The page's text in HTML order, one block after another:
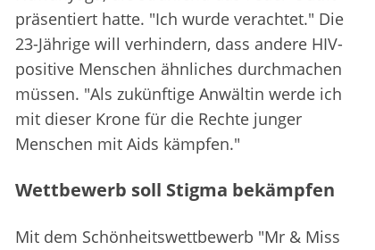
präsentiert hatte. "Ich wurde verachtet." Die
23-Jährige will verhindern, dass andere HIV-
positive Menschen ähnliches durchmachen
müssen. "Als zukünftige Anwältin werde ich
mit dieser Krone für die Rechte junger
Menschen mit Aids kämpfen."
Wettbewerb soll Stigma bekämpfen
Mit dem Schönheitswettbewerb "Mr & Miss